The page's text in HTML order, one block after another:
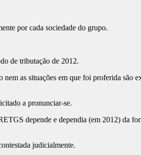
por cada sociedade do grupo.
de tributação de 2012.
as situações em que foi proferida são
a pronunciar-se.
depende e dependia (em 2012) da
judicialmente.